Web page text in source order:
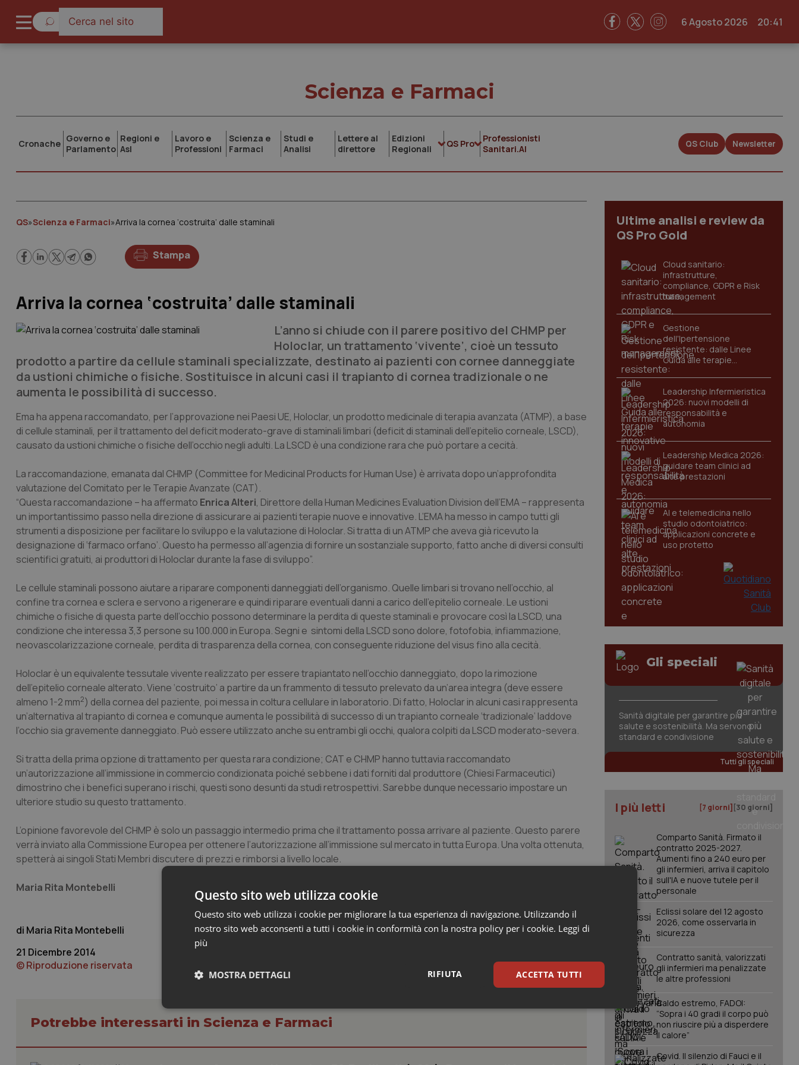
6 Agosto 2026 20:41
Scienza e Farmaci
Cronache Governo e
Parlamento
Regioni e
Asl
Lavoro e
Professioni
Scienza e
Farmaci
Studi e
Analisi
Lettere al
direttore
Edizioni
Regionali
QS Pro
Professionisti
Sanitari.AI
QS Club Newsletter
QS»Scienza e Farmaci»Arriva la cornea ‘costruita’ dalle staminali
Stampa
Arriva la cornea ‘costruita’ dalle staminali
L’anno si chiude con il parere positivo del CHMP per
Holoclar, un trattamento ‘vivente’, cioè un tessuto
prodotto a partire da cellule staminali specializzate, destinato ai pazienti con cornee danneggiate
da ustioni chimiche o fisiche. Sostituisce in alcuni casi il trapianto di cornea tradizionale o ne
aumenta le possibilità di successo.
Ema ha appena raccomandato, per l’approvazione nei Paesi UE, Holoclar, un prodotto medicinale di terapia avanzata (ATMP), a base
di cellule staminali, per il trattamento del deficit moderato-grave di staminali limbari (deficit di staminali dell’epitelio corneale, LSCD),
causato da ustioni chimiche o fisiche dell’occhio negli adulti. La LSCD è una condizione rara che può portare a cecità.
La raccomandazione, emanata dal CHMP (Committee for Medicinal Products for Human Use) è arrivata dopo un’approfondita
valutazione del Comitato per le Terapie Avanzate (CAT).
“Questa raccomandazione – ha affermato Enrica Alteri, Direttore della Human Medicines Evaluation Division dell’EMA – rappresenta
un importantissimo passo nella direzione di assicurare ai pazienti terapie nuove e innovative. L’EMA ha messo in campo tutti gli
strumenti a disposizione per facilitare lo sviluppo e la valutazione di Holoclar. Si tratta di un ATMP che aveva già ricevuto la
designazione di ‘farmaco orfano’. Questo ha permesso all’agenzia di fornire un sostanziale supporto, fatto anche di diversi consulti
scientifici gratuiti, ai produttori di Holoclar durante la fase di sviluppo”.
Le cellule staminali possono aiutare a riparare componenti danneggiati dell’organismo. Quelle limbari si trovano nell’occhio, al
confine tra cornea e sclera e servono a rigenerare e quindi riparare eventuali danni a carico dell’epitelio corneale. Le ustioni
chimiche o fisiche di questa parte dell’occhio possono determinare la perdita di queste staminali e provocare così la LSCD, una
condizione che interessa 3,3 persone su 100.000 in Europa. Segni e sintomi della LSCD sono dolore, fotofobia, infiammazione,
neovascolarizzazione corneale, perdita di trasparenza della cornea, con conseguente riduzione del visus fino alla cecità.
Holoclar è un equivalente tessutale vivente realizzato per essere trapiantato nell’occhio danneggiato, dopo la rimozione
dell’epitelio corneale alterato. Viene ‘costruito’ a partire da un frammento di tessuto prelevato da un’area integra (deve essere
almeno 1-2 mm2) della cornea del paziente, poi messa in coltura cellulare in laboratorio. Di fatto, Holoclar in alcuni casi rappresenta
un’alternativa al trapianto di cornea e comunque aumenta le possibilità di successo di un trapianto corneale ‘tradizionale’ laddove
l’occhio sia gravemente danneggiato. Può essere utilizzato anche su entrambi gli occhi, qualora colpiti da LSCD moderato-severa.
Si tratta della prima opzione di trattamento per questa rara condizione; CAT e CHMP hanno tuttavia raccomandato
un’autorizzazione all’immissione in commercio condizionata poiché sebbene i dati forniti dal produttore (Chiesi Farmaceutici)
dimostrino che i benefici superano i rischi, questi sono desunti da studi retrospettivi. Sarebbe dunque necessario impostare un
ulteriore studio su questo trattamento.
L’opinione favorevole del CHMP è solo un passaggio intermedio prima che il trattamento possa arrivare al paziente. Questo parere
verrà inviato alla Commissione Europea per ottenere l’autorizzazione all’immissione sul mercato in tutta Europa. Una volta ottenuta,
spetterà ai singoli Stati Membri discutere di prezzi e rimborsi a livello locale.
Maria Rita Montebelli
Maria Rita Montebelli
21 Dicembre 2014
© Riproduzione riservata
Potrebbe interessarti in Scienza e Farmaci
Ultime analisi e review da
QS Pro Gold
Cloud sanitario:
infrastrutture,
compliance, GDPR e Risk
management
Gestione
dell'Ipertensione
resistente: dalle Linee
Guida alle terapie
innovative
Leadership Infermieristica
2026: nuovi modelli di
responsabilità e
autonomia
Leadership Medica 2026:
guidare team clinici ad
alte prestazioni
AI e telemedicina nello
studio odontoiatrico:
applicazioni concrete e
uso protetto
Gli speciali
Sanità digitale per garantire più
salute e sostenibilità. Ma servono
standard e condivisione
Tutti gli speciali
I più letti [7 giorni] [30 giorni]
Comparto Sanità. Firmato il
contratto 2025-2027.
Aumenti fino a 240 euro per
gli infermieri, arriva il capitolo
sull'IA e nuove tutele per il
personale
Eclissi solare del 12 agosto
2026, come osservarla in
sicurezza
Contratto sanità, valorizzati
gli infermieri ma penalizzate
le altre professioni
Caldo estremo, FADOI:
“Sopra i 40 gradi il corpo può
non riuscire più a disperdere
il calore”
Covid. Il silenzio di Fauci e il
Questo sito web utilizza cookie
Questo sito web utilizza i cookie per migliorare la tua esperienza di navigazione. Utilizzando il
nostro sito web acconsenti a tutti i cookie in conformità con la nostra policy per i cookie. Leggi di
più
ACCETTA TUTTI
RIFIUTA
MOSTRA DETTAGLI
Necessari Statistici Marketing